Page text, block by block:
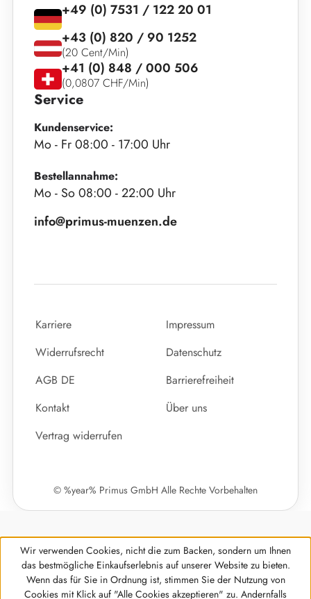
Service
Kundenservice:
Mo - Fr 08:00 - 17:00 Uhr
Bestellannahme:
Mo - So 08:00 - 22:00 Uhr
info@primus-muenzen.de
+49 (0) 7531 / 122 20 01
+43 (0) 820 / 90 1252
(20 Cent/Min)
+41 (0) 848 / 000 506
(0,0807 CHF/Min)
Karriere
Impressum
Widerrufsrecht
Datenschutz
AGB DE
Barrierefreiheit
Kontakt
Über uns
Vertrag widerrufen
© %year% Primus GmbH Alle Rechte Vorbehalten
Wir verwenden Cookies, nicht die zum Backen, sondern um Ihnen
das bestmögliche Einkaufserlebnis auf unserer Website zu bieten.
Wenn das für Sie in Ordnung ist, stimmen Sie der Nutzung von
Cookies mit Klick auf "Alle Cookies akzeptieren" zu. Andernfalls